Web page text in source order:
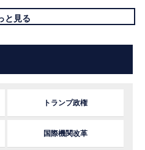
と見る
トランプ政権
国際機関改革